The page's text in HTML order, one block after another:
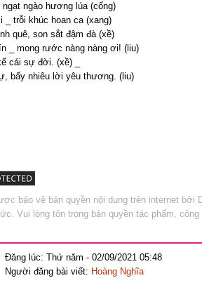
ngạt ngào hương lúa (cống)
_ trỗi khúc hoan ca (xang)
quê, son sắt đậm đà (xề)
_ mong rước nàng nàng ơi! (liu)
cái sự đời. (xề) _
bấy nhiêu lời yêu thương. (liu)
bảo vệ bản quyền nội dung trên internet bởi
Vui lòng tôn trọng bản quyền tác phẩm,
Đăng lúc: Thứ năm - 02/09/2021 05:48
Người đăng bài viết: Hoàng Nghĩa